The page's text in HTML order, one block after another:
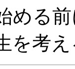
る前
考え